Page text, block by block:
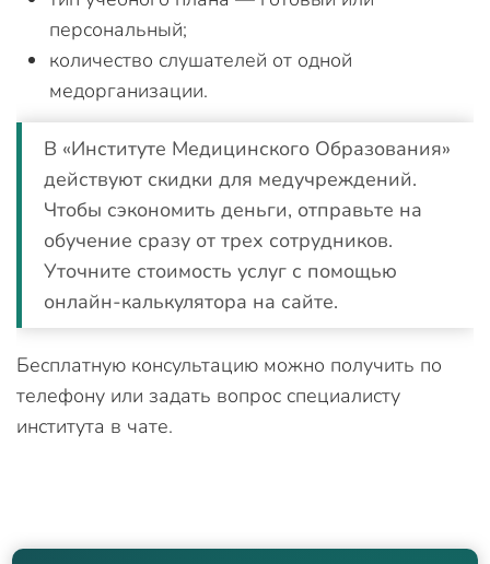
персональный;
количество слушателей от одной
медорганизации.
В «Институте Медицинского Образования»
действуют скидки для медучреждений.
Чтобы сэкономить деньги, отправьте на
обучение сразу от трех сотрудников.
Уточните стоимость услуг с помощью
онлайн-калькулятора на сайте.
Бесплатную консультацию можно получить по
телефону или задать вопрос специалисту
института в чате.